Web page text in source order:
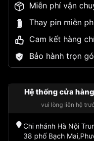
Miễn phí vận
Thay pin miễn
Cam kết hàng
Bảo hành trọn
Hệ thống cửa
vui lòng liên hệ
Chi nhánh Hà Nội
38 phố Bạch